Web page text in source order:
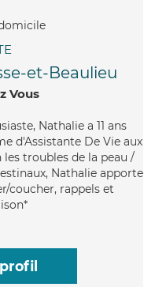
et-Beaulieu
Vous
Nathalie a 11 ans
d'Assistante De Vie aux
troubles de la peau /
Nathalie apporte
coucher, rappels et